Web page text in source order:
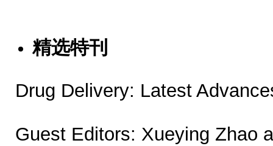
精选特刊
Drug Delivery: Latest
Guest Editors: Xueying Zhao